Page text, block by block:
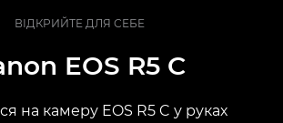
ВІДКРИЙТЕ ДЛЯ СЕБЕ
EOS R5 C
на камеру EOS R5 C у руках